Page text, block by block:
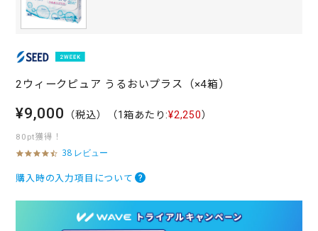
2ウィークピュア うるおいプラス（×4箱）
¥9,000 （税込） （1箱あたり:¥2,250）
80pt獲得！
4
7
t
38 レビュー
購入時の入力項目について